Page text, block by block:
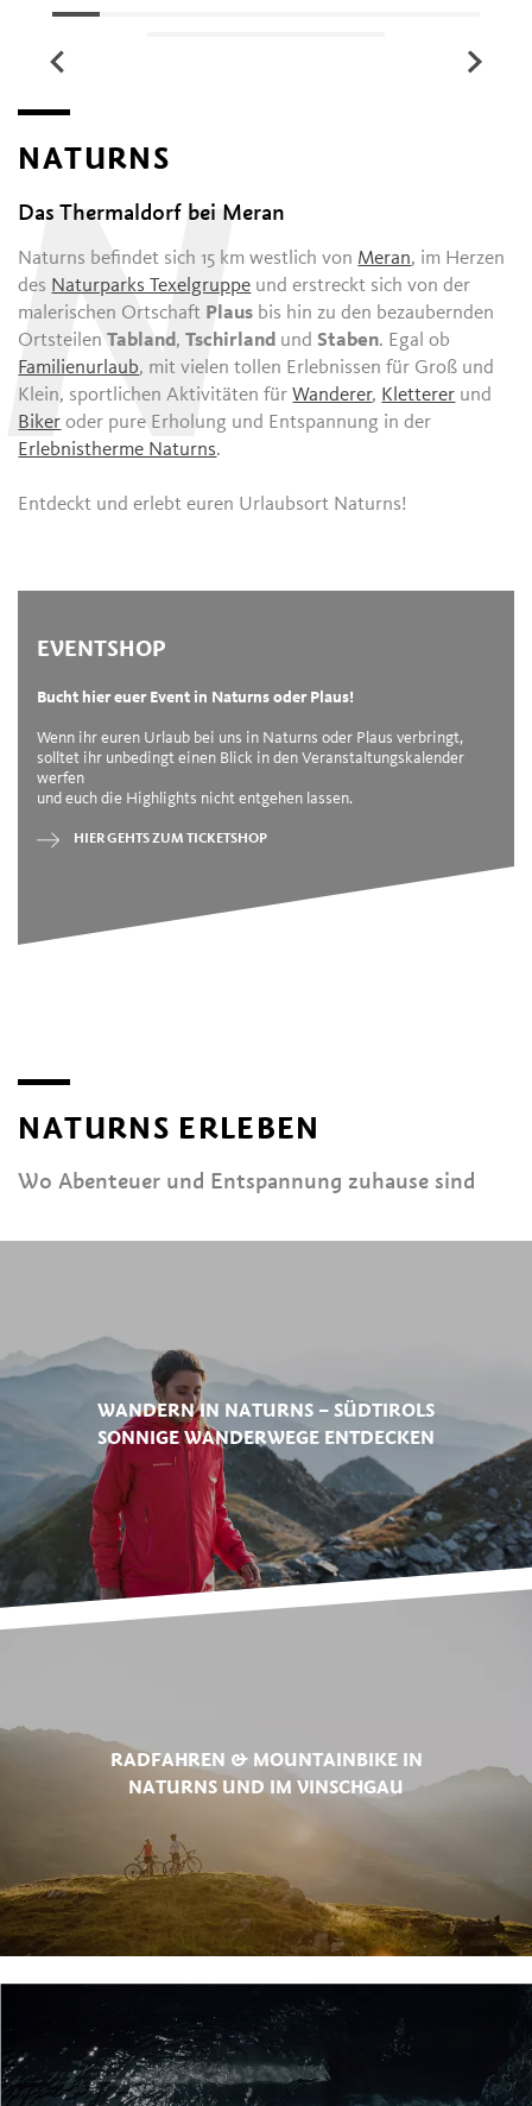
NATURNS
Das Thermaldorf bei Meran
Naturns befindet sich 15 km westlich von Meran, im Herzen
des Naturparks Texelgruppe und erstreckt sich von der
malerischen Ortschaft Plaus bis hin zu den bezaubernden
OrtsteilenTabland,Tschirland undStaben. Egal ob
Familienurlaub, mit vielen tollen Erlebnissen für Groß und
Klein, sportlichen Aktivitäten fürWanderer, Kletterer und
Biker oder pure Erholung und Entspannung in der
Erlebnistherme Naturns.
Entdeckt und erlebt euren Urlaubsort Naturns!
EVENTSHOP
Bucht hier euer Event in Naturns oder Plaus!
Wenn ihr euren Urlaub bei uns in Naturns oder Plaus verbringt,
solltet ihr unbedingt einen Blick in den Veranstaltungskalender
werfen
und euch die Highlights nicht entgehen lassen.
HIER GEHTS ZUM TICKETSHOP
NATURNS ERLEBEN
Wo Abenteuer und Entspannung zuhause sind
WANDERN IN NATURNS – SÜDTIROLS
SONNIGE WANDERWEGE ENTDECKEN
RADFAHREN & MOUNTAINBIKE IN
NATURNS UND IM VINSCHGAU